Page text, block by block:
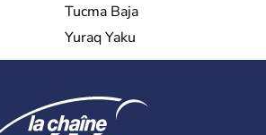
Tucma Baja
Yuraq Yaku